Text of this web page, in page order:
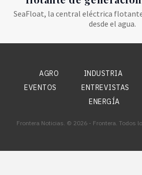
SeaFloat, la central eléctrica
desde el agua.
AGRO INDUSTRIA
EVENTOS
ENTREVISTAS
ENERGÍA
Frontera Noticias. © 2026 - Frontera. Todos